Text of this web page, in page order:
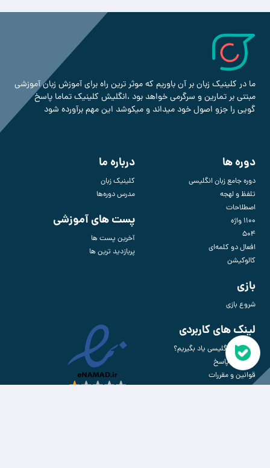
ما در کلینیک زبان بر آن باوریم که موثر ترین راه برای آموزش زبان آموزشی
مبتنی بر تمارین و سرگرمی خواهد بود ،انگلیش کلینیک تماما پاسخ
گویی را جزو اصول خود میداند و میکوشد این مهم برآورده شود
دوره ها
دوره جامع زبان انگلیسی
تلفظ و لهجه
اصطلاحات
1100 واژه
504
افعال دو کلمه‌ای
کالوکیشن
بازی
شروع بازی
درباره ما
کلینیک زبان
مدرس دوره‌ها
پست های آموزشی
آخرین پست ها
پربازدید ترین ها
لینک های کاربردی
برای چی انگلیسی یاد بگیریم؟
پرسش و پاسخ
قوانین و مقررات
آموزش استفاده از سایت